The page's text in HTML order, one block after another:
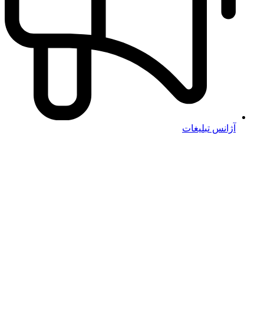
آژانس تبلیغات